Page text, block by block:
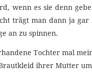
wenn es sie denn
trägt man dann ja
an zu spinnen.
Tochter mal
ihrer Mutter